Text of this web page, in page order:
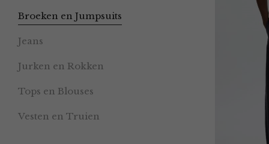
Broeken en Jumpsuits
Jeans
Jurken en Rokken
Tops en Blouses
Vesten en Truien